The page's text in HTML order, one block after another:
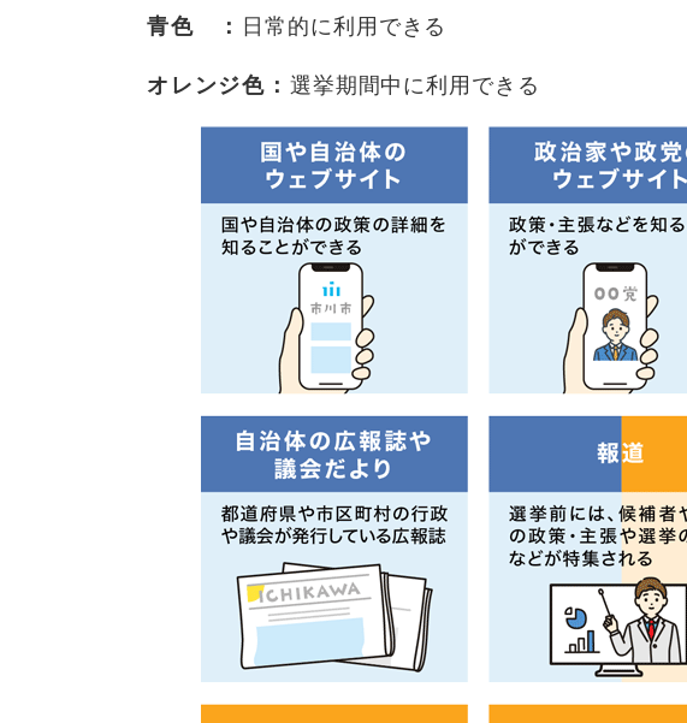
青色 ： 日常的に利用できる
オレンジ色： 選挙期間中に利用できる